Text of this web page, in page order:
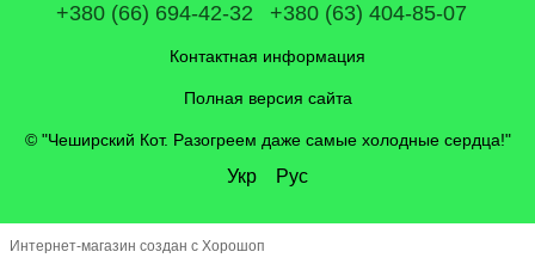
+380 (66) 694-42-32 +380 (63) 404-85-07
Контактная информация
Полная версия сайта
© "Чеширский Кот. Разогреем даже самые холодные сердца!"
Укр Рус
Интернет-магазин создан с Хорошоп